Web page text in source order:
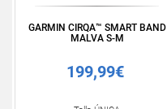
GARMIN CIRQA™ SMART BAND
MALVA S-M
199,99€